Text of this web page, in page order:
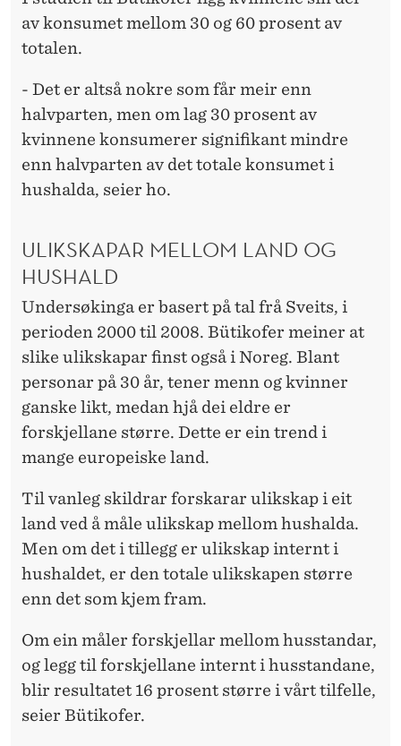
av konsumet mellom 30 og 60 prosent av
totalen.
- Det er altså nokre som får meir enn
halvparten, men om lag 30 prosent av
kvinnene konsumerer signifikant mindre
enn halvparten av det totale konsumet i
hushalda, seier ho.
ULIKSKAPAR MELLOM LAND OG
HUSHALD
Undersøkinga er basert på tal frå Sveits, i
perioden 2000 til 2008. Bütikofer meiner at
slike ulikskapar finst også i Noreg. Blant
personar på 30 år, tener menn og kvinner
ganske likt, medan hjå dei eldre er
forskjellane større. Dette er ein trend i
mange europeiske land.
Til vanleg skildrar forskarar ulikskap i eit
land ved å måle ulikskap mellom hushalda.
Men om det i tillegg er ulikskap internt i
hushaldet, er den totale ulikskapen større
enn det som kjem fram.
Om ein måler forskjellar mellom husstandar,
og legg til forskjellane internt i husstandane,
blir resultatet 16 prosent større i vårt tilfelle,
seier Bütikofer.